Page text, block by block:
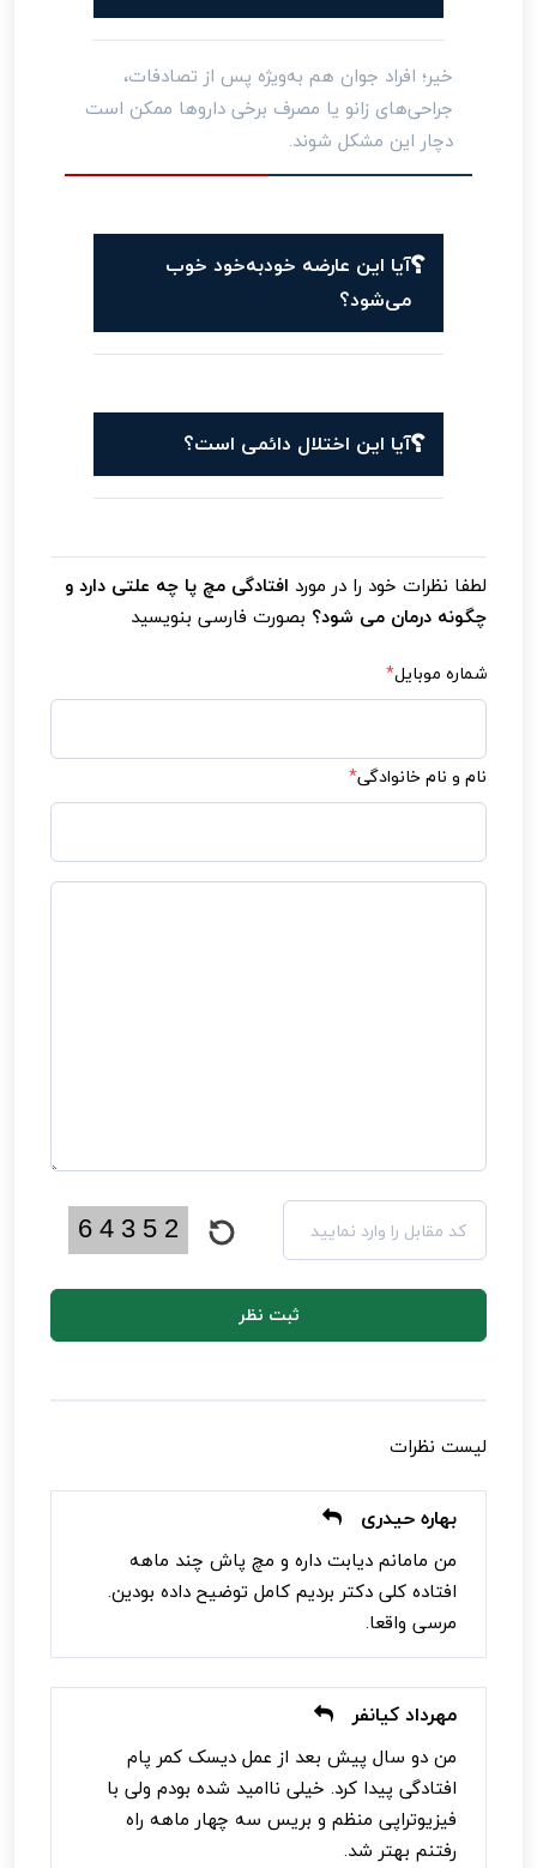
خیر؛ افراد جوان هم به‌ویژه پس از تصادفات،
جراحی‌های زانو یا مصرف برخی داروها ممکن است
دچار این مشکل شوند.
آیا این عارضه خودبه‌خود خوب
می‌شود؟
آیا این اختلال دائمی است؟
لطفا نظرات خود را در مورد افتادگی مچ پا چه علتی دارد و
چگونه درمان می شود؟ بصورت فارسی بنویسید
شماره موبایل*
نام و نام خانوادگی*
ثبت نظر
لیست نظرات
بهاره حیدری
من مامانم دیابت داره و مچ پاش چند ماهه
افتاده کلی دکتر بردیم کامل توضیح داده بودین.
مرسی واقعا.
مهرداد کیانفر
من دو سال پیش بعد از عمل دیسک کمر پام
افتادگی پیدا کرد. خیلی ناامید شده بودم ولی با
فیزیوتراپی منظم و بریس سه چهار ماهه راه
رفتنم بهتر شد.